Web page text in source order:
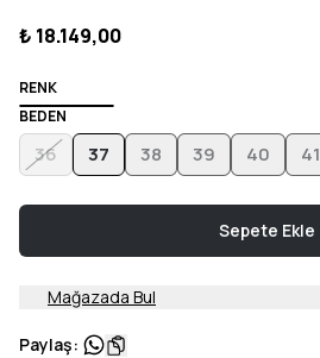
₺ 18.149,00
RENK
BEDEN
36 37 38 39 40 41
Sepete Ekle
Mağazada Bul
Paylaş: